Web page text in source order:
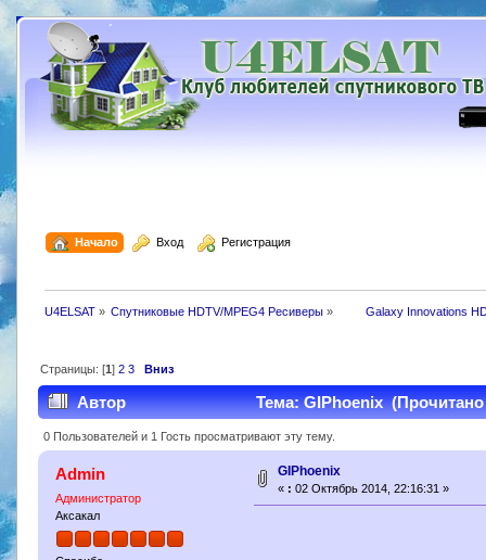
Начало Вход Регистрация
U4ELSAT» Спутниковые HDTV/MPEG4 Ресиверы » Galaxy Innovations
Страницы: [1] 2 3 Вниз
Автор Тема: GIPhoenix (Прочитано
0 Пользователей и 1 Гость просматривают эту тему.
Admin
Администратор
Аксакал
GIPhoenix
« : 02 Октябрь 2014, 22:16:31 »